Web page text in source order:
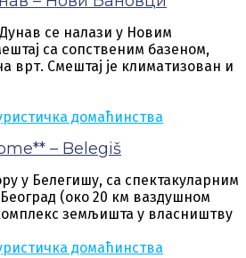
се налази у Новим
са сопственим базеном,
врт. Смештај је климатизован и
домаћинства
– Belegiš
у Белегишу, са спектакуларним
(око 20 км ваздушном
земљишта у власништву
домаћинства